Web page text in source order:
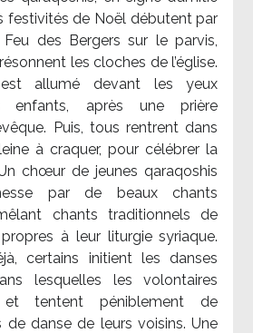
festivités de Noël débutent par
des Bergers sur le parvis,
les cloches de l’église.
allumé devant les yeux
enfants, après une prière
Puis, tous rentrent dans
à craquer, pour célébrer la
chœur de jeunes qaraqoshis
par de beaux chants
chants traditionnels de
à leur liturgie syriaque.
certains initient les danses
lesquelles les volontaires
tentent péniblement de
de danse de leurs voisins. Une